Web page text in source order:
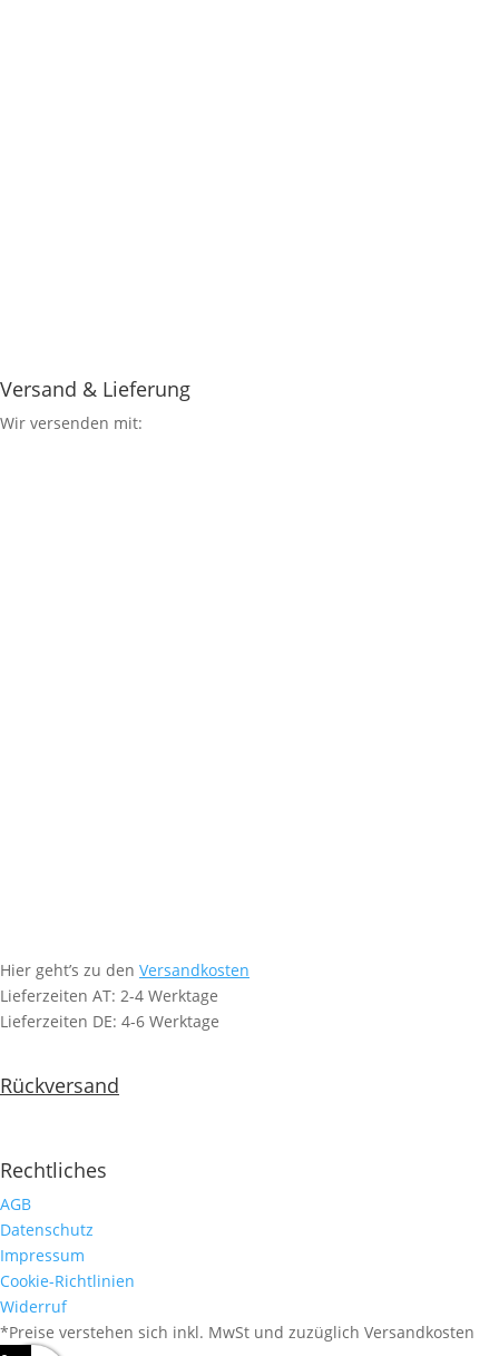
Versand & Lieferung
Wir versenden mit:
Hier geht’s zu den Versandkosten
Lieferzeiten AT: 2-4 Werktage
Lieferzeiten DE: 4-6 Werktage
Rückversand
Rechtliches
AGB
Datenschutz
Impressum
Cookie-Richtlinien
Widerruf
*Preise verstehen sich inkl. MwSt und zuzüglich Versandkosten